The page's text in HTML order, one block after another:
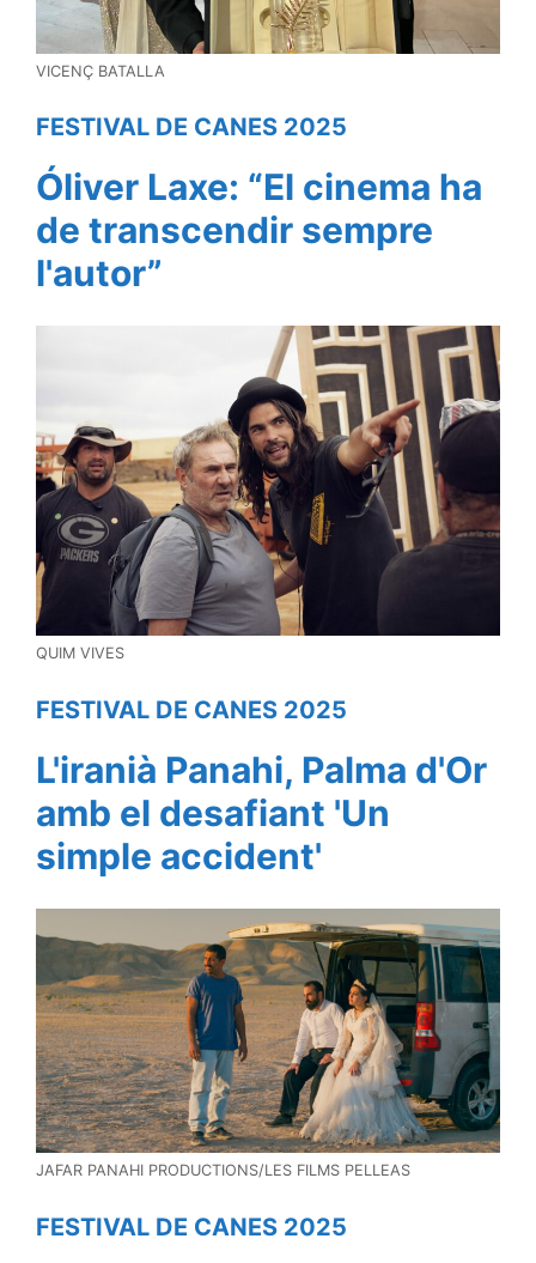
VICENÇ BATALLA
FESTIVAL DE CANES 2025
Óliver Laxe: “El cinema ha
de transcendir sempre
l'autor”
QUIM VIVES
FESTIVAL DE CANES 2025
L'iranià Panahi, Palma d'Or
amb el desafiant 'Un
simple accident'
JAFAR PANAHI PRODUCTIONS/LES FILMS PELLEAS
FESTIVAL DE CANES 2025